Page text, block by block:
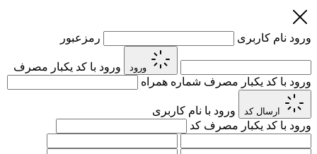
ورود نام کاربری رمزعبور
ورود
ورود با کد یکبار مصرف
ورود با کد یکبار مصرف شماره همراه
ارسال کد
ورود با نام کاربری
ورود با کد یکبار مصرف کد